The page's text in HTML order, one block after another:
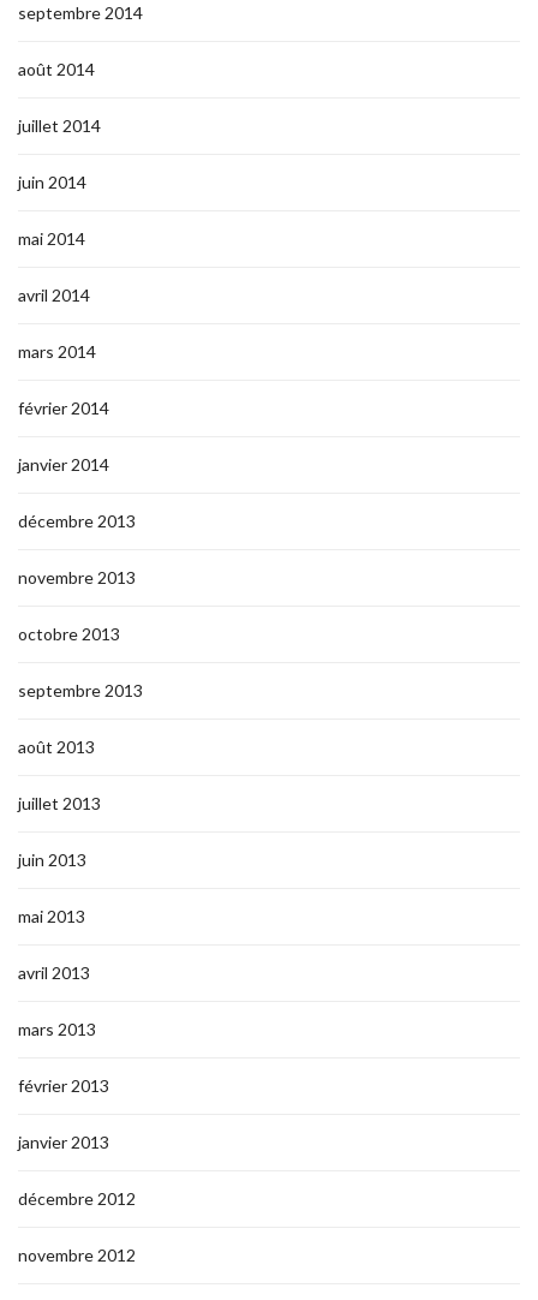
septembre 2014
août 2014
juillet 2014
juin 2014
mai 2014
avril 2014
mars 2014
février 2014
janvier 2014
décembre 2013
novembre 2013
octobre 2013
septembre 2013
août 2013
juillet 2013
juin 2013
mai 2013
avril 2013
mars 2013
février 2013
janvier 2013
décembre 2012
novembre 2012